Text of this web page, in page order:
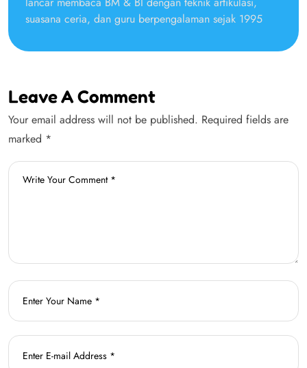
suasana ceria, dan guru berpengalaman sejak 1995
Leave A Comment
Your email address will not be published. Required fields are
marked *